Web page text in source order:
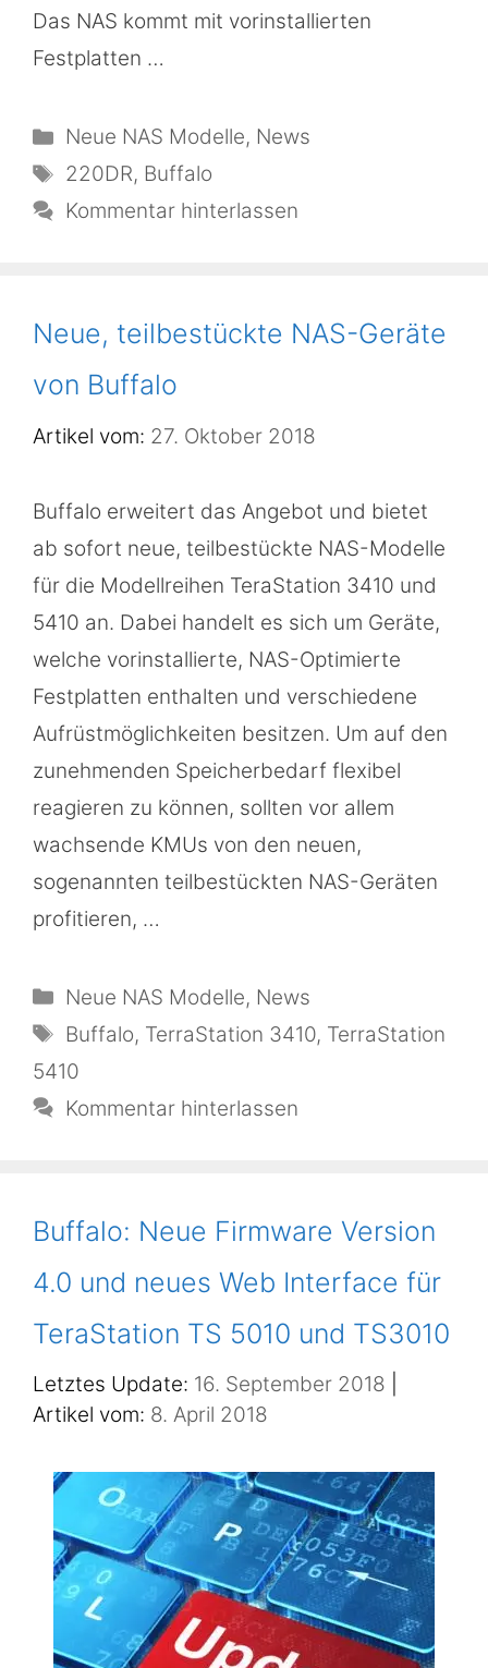
Das NAS kommt mit vorinstallierten
Festplatten …
Kategorien
Neue NAS Modelle, News
Schlagwörter
220DR, Buffalo
Kommentar hinterlassen
Neue, teilbestückte NAS-Geräte
von Buffalo
27. Oktober 2018
Buffalo erweitert das Angebot und bietet
ab sofort neue, teilbestückte NAS-Modelle
für die Modellreihen TeraStation 3410 und
5410 an. Dabei handelt es sich um Geräte,
welche vorinstallierte, NAS-Optimierte
Festplatten enthalten und verschiedene
Aufrüstmöglichkeiten besitzen. Um auf den
zunehmenden Speicherbedarf flexibel
reagieren zu können, sollten vor allem
wachsende KMUs von den neuen,
sogenannten teilbestückten NAS-Geräten
profitieren, …
Kategorien
Neue NAS Modelle, News
Schlagwörter
Buffalo, TerraStation 3410, TerraStation
5410
Kommentar hinterlassen
Buffalo: Neue Firmware Version
4.0 und neues Web Interface für
TeraStation TS 5010 und TS3010
16. September 2018
8. April 2018